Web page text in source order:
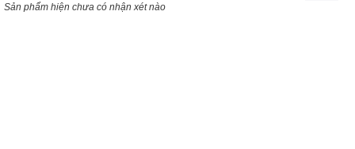
Sản phẩm hiện chưa có nhận xét nào